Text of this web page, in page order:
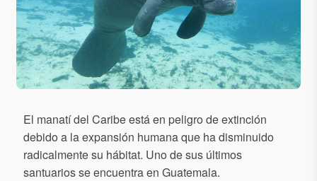
El manatí del Caribe está en peligro de extinción
debido a la expansión humana que ha disminuido
radicalmente su hábitat. Uno de sus últimos
santuarios se encuentra en Guatemala.